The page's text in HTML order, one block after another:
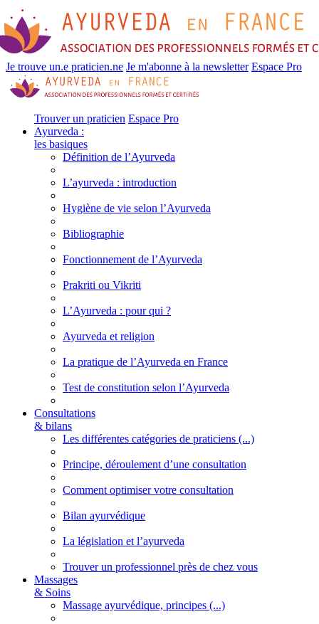
Je trouve un.e praticien.ne Je m'abonne à la newsletter Espace Pro
Trouver un praticien Espace Pro
Ayurveda :
les basiques
Définition de l’Ayurveda
L’ayurveda : introduction
Hygiène de vie selon l’Ayurveda
Bibliographie
Fonctionnement de l’Ayurveda
Prakriti ou Vikriti
L’Ayurveda : pour qui ?
Ayurveda et religion
La pratique de l’Ayurveda en France
Test de constitution selon l’Ayurveda
Consultations
& bilans
Les différentes catégories de praticiens (...)
Principe, déroulement d’une consultation
Comment optimiser votre consultation
Bilan ayurvédique
La législation et l’ayurveda
Trouver un professionnel près de chez vous
Massages
& Soins
Massage ayurvédique, principes (...)